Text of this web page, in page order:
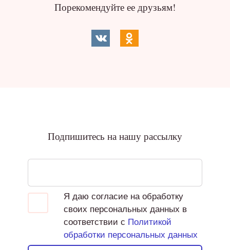
Порекомендуйте ее друзьям!
Подпишитесь на нашу рассылку
Я даю согласие на обработку
своих персональных данных в
соответствии с Политикой
обработки персональных данных